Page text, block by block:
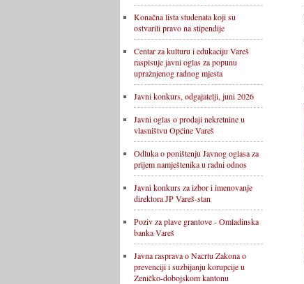
Konačna lista studenata koji su
ostvarili pravo na stipendije
Centar za kulturu i edukaciju Vareš
raspisuje javni oglas za popunu
upražnjenog radnog mjesta
Javni konkurs, odgajatelji, juni 2026
Javni oglas o prodaji nekretnine u
vlasništvu Općine Vareš
Odluka o poništenju Javnog oglasa za
prijem namještenika u radni odnos
Javni konkurs za izbor i imenovanje
direktora JP Vareš-stan
Poziv za plave grantove - Omladinska
banka Vareš
Javna rasprava o Nacrtu Zakona o
prevenciji i suzbijanju korupcije u
Zeničko-dobojskom kantonu